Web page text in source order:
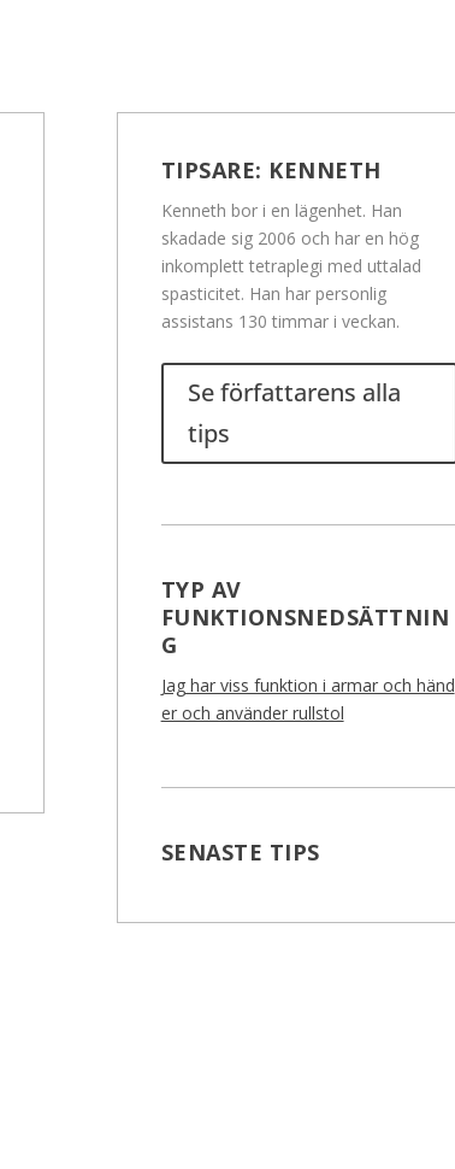
TIPSARE: KENNETH
Kenneth bor i en lägenhet. Han
skadade sig 2006 och har en hög
inkomplett tetraplegi med uttalad
spasticitet. Han har personlig
assistans 130 timmar i veckan.
Se författarens alla
tips
TYP AV
FUNKTIONSNEDSÄTTNIN
G
Jag har viss funktion i armar och händ
er och använder rullstol
SENASTE TIPS